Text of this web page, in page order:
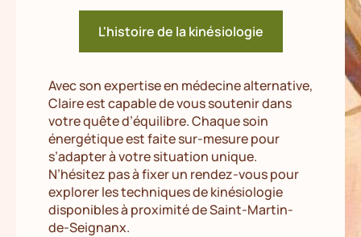
L'histoire de la kinésiologie
Avec son expertise en médecine alternative,
Claire est capable de vous soutenir dans
votre quête d’équilibre. Chaque soin
énergétique est faite sur-mesure pour
s’adapter à votre situation unique.
N’hésitez pas à fixer un rendez-vous pour
explorer les techniques de kinésiologie
disponibles à proximité de Saint-Martin-
de-Seignanx.